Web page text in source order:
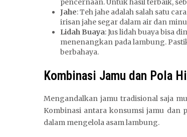
Jahe: Teh jahe adalah salah satu
irisan jahe segar dalam air dan
Lidah Buaya: Jus lidah buaya bisa
menenangkan pada lambung.
berbahaya.
Kombinasi Jamu dan Pola
Mengandalkan jamu tradisional saja
Kombinasi antara konsumsi jamu dan
dalam mengelola asam lambung.